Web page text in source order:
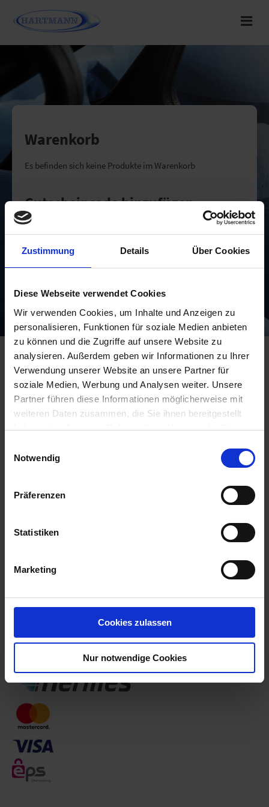
Zustimmung Details Über Cookies
Diese Webseite verwendet Cookies
Wir verwenden Cookies, um Inhalte und Anzeigen zu
personalisieren, Funktionen für soziale Medien anbieten
zu können und die Zugriffe auf unsere Website zu
analysieren. Außerdem geben wir Informationen zu Ihrer
Verwendung unserer Website an unsere Partner für
soziale Medien, Werbung und Analysen weiter. Unsere
Partner führen diese Informationen möglicherweise mit
weiteren Daten zusammen, die Sie ihnen bereitgestellt
haben oder die sie im Rahmen Ihrer Nutzung der Dienste
Notwendig
Präferenzen
Statistiken
Marketing
Cookies zulassen
Nur notwendige Cookies
Warenkorb
Es befinden sich keine Produkte im Warenkorb
Gutscheincode hinzufügen
Textilreinigung
Bringen Sie Ihre Wäsche bequem in unser Geschäft oder lassen Sie
Ihre Wäsche zuhause abholen. Wir kümmern uns zuverlässig und
schnell um die Reinigung.
INFORMATION
Zentrale